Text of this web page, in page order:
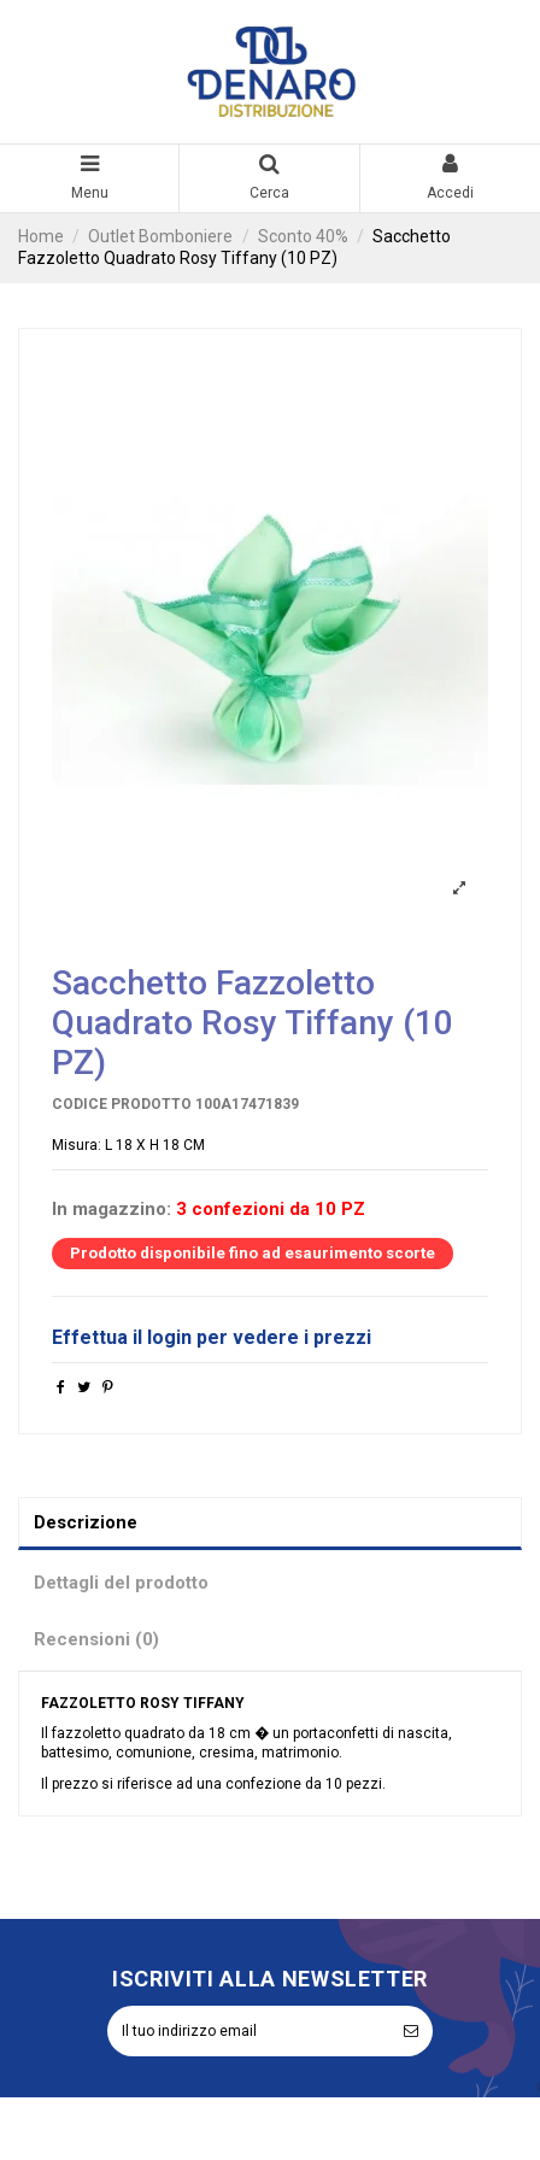
Menu Cerca Accedi
Home Outlet Bomboniere Sconto 40%
Sacchetto
Fazzoletto Quadrato Rosy Tiffany (10 PZ)
Sacchetto Fazzoletto
Quadrato Rosy Tiffany (10
PZ)
CODICE PRODOTTO 100A17471839
Misura: L 18 X H 18 CM
In magazzino: 3 confezioni da 10 PZ
Prodotto disponibile fino ad esaurimento scorte
Effettua il login per vedere i prezzi
Descrizione
Dettagli del prodotto
Recensioni (0)
FAZZOLETTO ROSY TIFFANY
Il fazzoletto quadrato da 18 cm � un portaconfetti di nascita,
battesimo, comunione, cresima, matrimonio.
Il prezzo si riferisce ad una confezione da 10 pezzi.
Categoria Prodotto Sacchetti
ISCRIVITI ALLA NEWSLETTER